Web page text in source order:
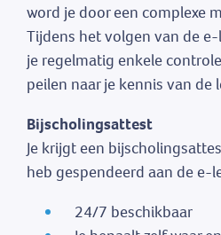
word je door een complexe
Tijdens het volgen van de
je regelmatig enkele
peilen naar je kennis van de
Bijscholingsattest
Je krijgt een
heb gespendeerd aan de e-
24/7 beschikbaar